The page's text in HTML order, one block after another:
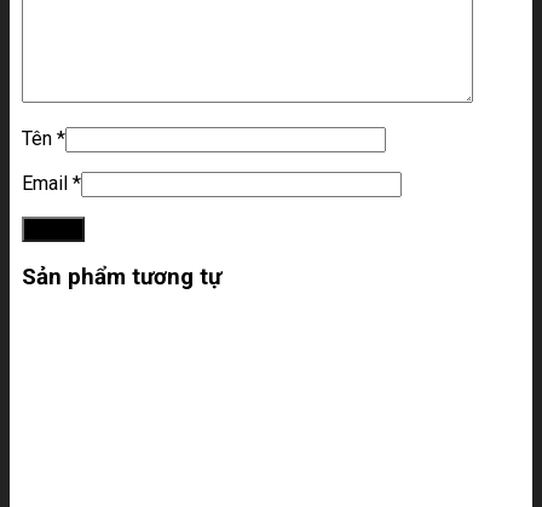
Tên *
Email *
Sản phẩm tương tự